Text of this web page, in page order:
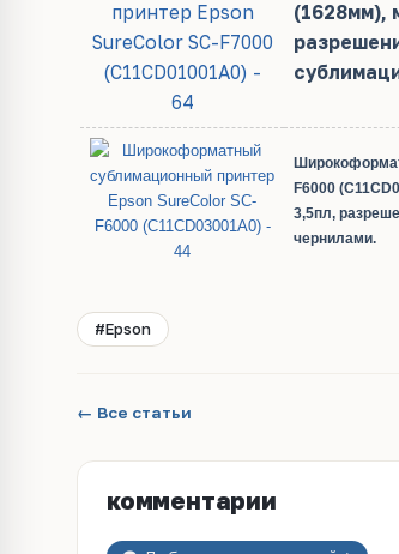
(1628мм),
F6000
3,5пл,
чернилами.
#Epson
← Все статьи
комментарии